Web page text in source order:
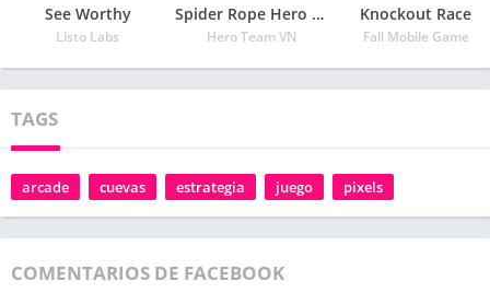
See Worthy
Listo Labs
Spider Rope Hero – Vegas Crime city
Hero Team VN
Knockout Race
Fall Mobile Game
TAGS
arcade cuevas estrategia juego pixels
COMENTARIOS DE FACEBOOK